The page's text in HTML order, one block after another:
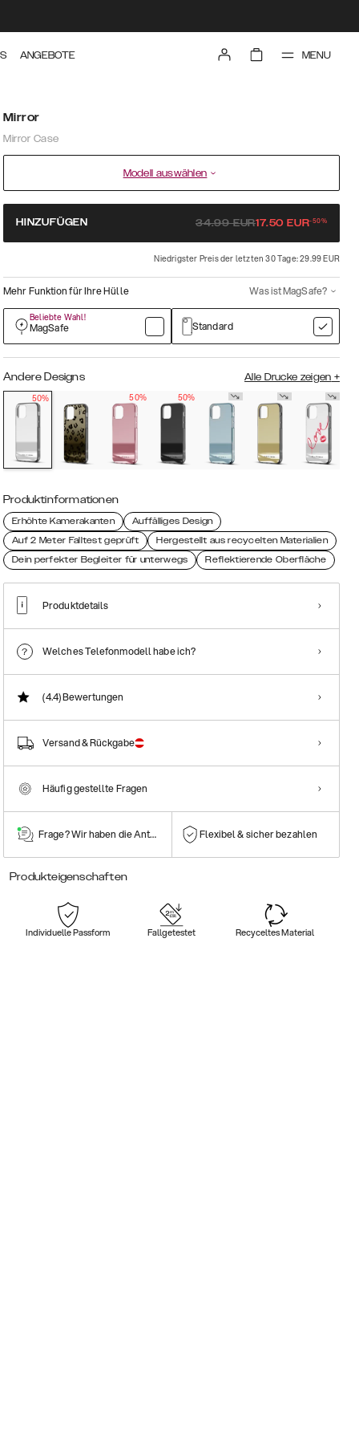
ANGEBOTE MENU
Mirror
Mirror Case
Modell auswählen
HINZUFÜGEN 34.99EUR17.50 EUR-50%
Niedrigster Preis der letzten 30 Tage: 29.99 EUR
Mehr Funktion für Ihre Hülle Was ist MagSafe?
Beliebte Wahl!
MagSafe Standard
Andere Designs Alle Drucke zeigen +
50%
50% 50%
Produktinformationen
Erhöhte Kamerakanten
Auffälliges Design
Auf 2 Meter Falltest geprüft
Hergestellt aus recycelten Materialien
Dein perfekter Begleiter für unterwegs
Reflektierende Oberfläche
Produktdetails
Welches Telefonmodell habe ich?
(4.4)Bewertungen
Versand & Rückgabe
Häufig gestellte Fragen
Frage? Wir haben die Antwort! Flexibel & sicher bezahlen
Produkteigenschaften
Individuelle Passform Fallgetestet Recyceltes Material